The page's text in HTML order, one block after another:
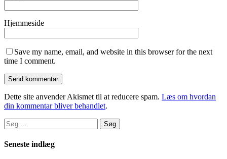
Hjemmeside
Save my name, email, and website in this browser for the next
time I comment.
Dette site anvender Akismet til at reducere spam. Læs om hvordan
din kommentar bliver behandlet.
Søg
efter:
Seneste indlæg